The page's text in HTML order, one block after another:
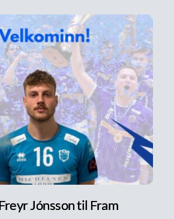
Jónsson til Fram